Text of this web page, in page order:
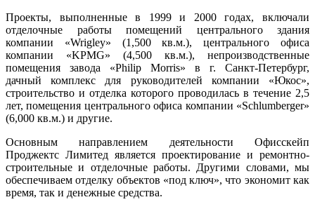
Проекты, выполненные в 1999 и 2000 годах, включали
отделочные работы помещений центрального здания
компании «Wrigley» (1,500 кв.м.), центрального офиса
компании «KPMG» (4,500 кв.м.), непроизводственные
помещения завода «Philip Morris» в г. Санкт-Петербург,
дачный комплекс для руководителей компании «Юкос»,
строительство и отделка которого проводилась в течение 2,5
лет, помещения центрального офиса компании «Schlumberger»
(6,000 кв.м.) и другие.
Основным направлением деятельности Офисскейп
Проджектс Лимитед является проектирование и ремонтно-
строительные и отделочные работы. Другими словами, мы
обеспечиваем отделку объектов «под ключ», что экономит как
время, так и денежные средства.